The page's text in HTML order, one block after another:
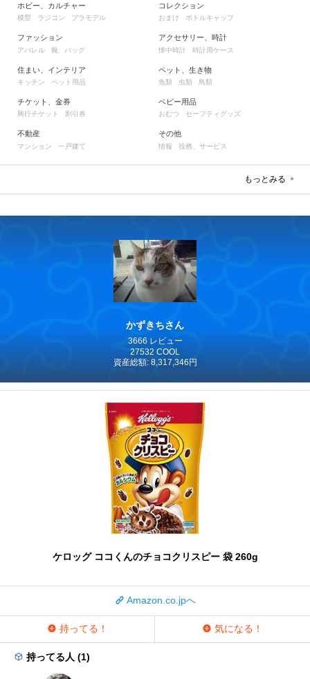
ホビー、カルチャー
模型 ラジコン プラモデル
ファッション
アパレル 靴 バッグ
住まい、インテリア
キッチン ペット用品
チケット、金券
興行チケット 割引券
不動産
マンション 一戸建て
コレクション
おまけ ボトルキャップ
アクセサリー、時計
懐中時計 時計用ケース
ペット、生き物
魚類 虫類 鳥類
ベビー用品
おむつ セーフティグッズ
その他
情報 役務、サービス
もっとみる
かずきちさん
3666 レビュー
27532 COOL
資産総額: 8,317,346円
ケロッグ ココくんのチョコクリスピー 袋 260g
Amazon.co.jpへ
持ってる！ 気になる！
持ってる人 (1)